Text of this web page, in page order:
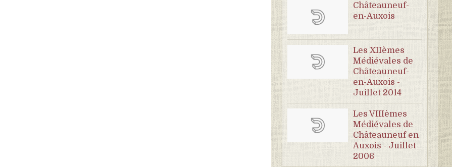
Châteauneuf-
en-Auxois
Les XIIèmes
Médiévales de
Châteauneuf-
en-Auxois -
Juillet 2014
Les VIIIèmes
Médiévales de
Châteauneuf en
Auxois - Juillet
2006